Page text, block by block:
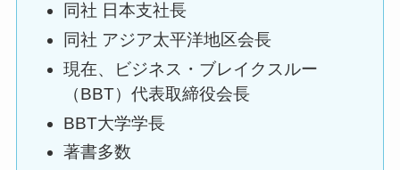
同社 日本支社長
同社 アジア太平洋地区会長
現在、ビジネス・ブレイクスルー
（BBT）代表取締役会長
BBT大学学長
著書多数